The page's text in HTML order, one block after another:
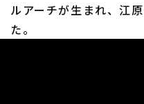
ルアーチが生まれ、江
た。